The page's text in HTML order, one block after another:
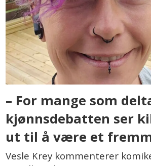
– For mange som
kjønnsdebatten ser
ut til å være et
Vesle Krey kommenterer